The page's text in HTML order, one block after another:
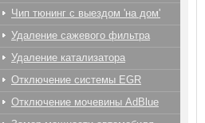
Чип тюнинг с выездом 'на дом'
Удаление сажевого фильтра
Удаление катализатора
Отключение системы EGR
Отключение мочевины AdBlue